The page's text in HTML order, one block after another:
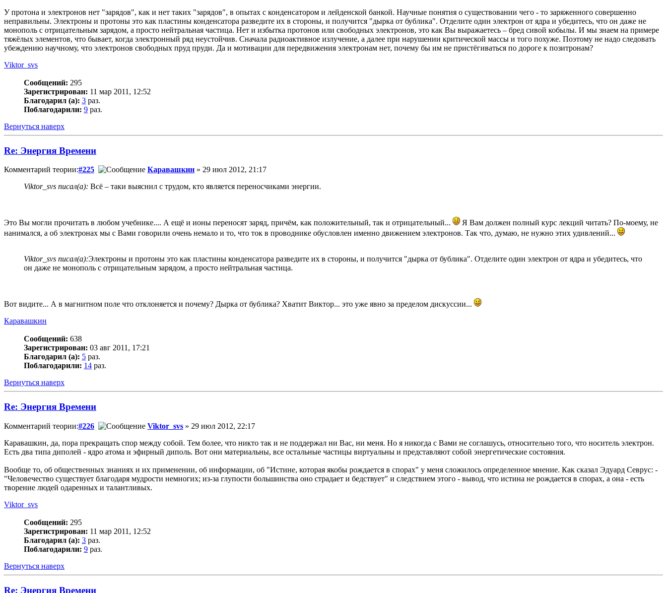
У протона и электронов нет "зарядов", как и нет таких "зарядов", в опытах с конденсатором и лейденской банкой. Научные понятия о существовании чего - то заряженного совершенно
неправильны. Электроны и протоны это как пластины конденсатора разведите их в стороны, и получится "дырка от бублика". Отделите один электрон от ядра и убедитесь, что он даже не
монополь с отрицательным зарядом, а просто нейтральная частица. Нет и избытка протонов или свободных электронов, это как Вы выражаетесь – бред сивой кобылы. И мы знаем на примере
тяжёлых элементов, что бывает, когда электронный ряд неустойчив. Сначала радиоактивное излучение, а далее при нарушении критической массы и того похуже. Поэтому не надо следовать
убеждению научному, что электронов свободных пруд пруди. Да и мотивации для передвижения электронам нет, почему бы им не пристёгиваться по дороге к позитронам?
Viktor_svs
Сообщений: 295
Зарегистрирован: 11 мар 2011, 12:52
Благодарил (а): 3 раз.
Поблагодарили: 9 раз.
Вернуться наверх
Re: Энергия Времени
Комментарий теории:#225 Каравашкин » 29 июл 2012, 21:17
Viktor_svs писал(а): Всё – таки выяснил с трудом, кто является переносчиками энергии.
Это Вы могли прочитать в любом учебнике.... А ещё и ионы переносят заряд, причём, как положительный, так и отрицательный...
Я Вам должен полный курс лекций читать? По-моему, не
нанимался, а об электронах мы с Вами говорили очень немало и то, что ток в проводнике обусловлен именно движением электронов. Так что, думаю, не нужно этих удивлений...
Viktor_svs писал(а):Электроны и протоны это как пластины конденсатора разведите их в стороны, и получится "дырка от бублика". Отделите один электрон от ядра и убедитесь, что
он даже не монополь с отрицательным зарядом, а просто нейтральная частица.
Вот видите... А в магнитном поле что отклоняется и почему? Дырка от бублика? Хватит Виктор... это уже явно за пределом дискуссии...
Каравашкин
Сообщений: 638
Зарегистрирован: 03 авг 2011, 17:21
Благодарил (а): 5 раз.
Поблагодарили: 14 раз.
Вернуться наверх
Re: Энергия Времени
Комментарий теории:#226 Viktor_svs » 29 июл 2012, 22:17
Каравашкин, да, пора прекращать спор между собой. Тем более, что никто так и не поддержал ни Вас, ни меня. Но я никогда с Вами не соглашусь, относительно того, что носитель электрон.
Есть два типа диполей - ядро атома и эфирный диполь. Вот они материальны, все остальные частицы виртуальны и представляют собой энергетические состояния.
Вообще то, об общественных знаниях и их применении, об информации, об "Истине, которая якобы рождается в спорах" у меня сложилось определенное мнение. Как сказал Эдуард Севрус: -
"Человечество существует благодаря мудрости немногих; из-за глупости большинства оно страдает и бедствует" и следствием этого - вывод, что истина не рождается в спорах, а она - есть
творение людей одаренных и талантливых.
Viktor_svs
Сообщений: 295
Зарегистрирован: 11 мар 2011, 12:52
Благодарил (а): 3 раз.
Поблагодарили: 9 раз.
Вернуться наверх
Re: Энергия Времени